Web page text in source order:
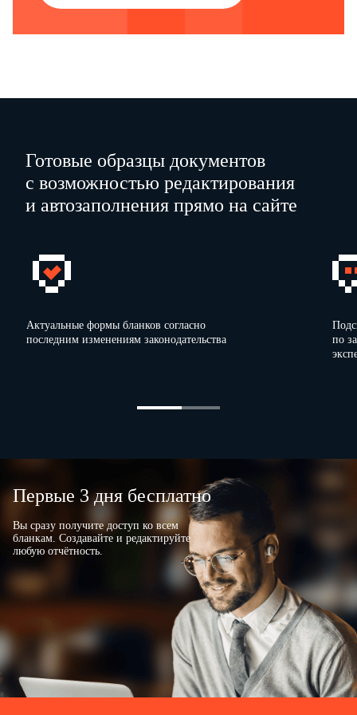
…
Готовые образцы документов
с возможностью редактирования
и автозаполнения прямо на сайте
Актуальные формы бланков согласно
последним изменениям законодательства
по
Первые 3 дня бесплатно
Вы сразу получите доступ ко всем
бланкам. Создавайте и редактируйте
любую отчётность.